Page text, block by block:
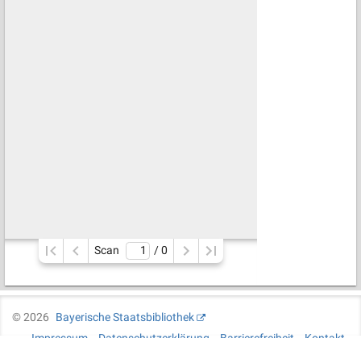
Scan / 0
©2026
Bayerische Staatsbibliothek